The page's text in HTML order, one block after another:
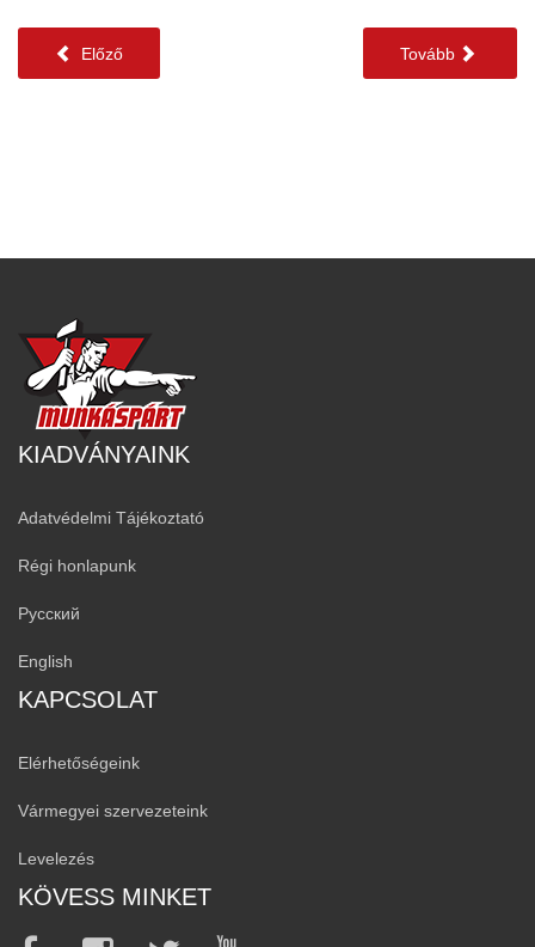
Előző Tovább
KIADVÁNYAINK
Adatvédelmi Tájékoztató
Régi honlapunk
Русский
English
KAPCSOLAT
Elérhetőségeink
Vármegyei szervezeteink
Levelezés
KÖVESS MINKET